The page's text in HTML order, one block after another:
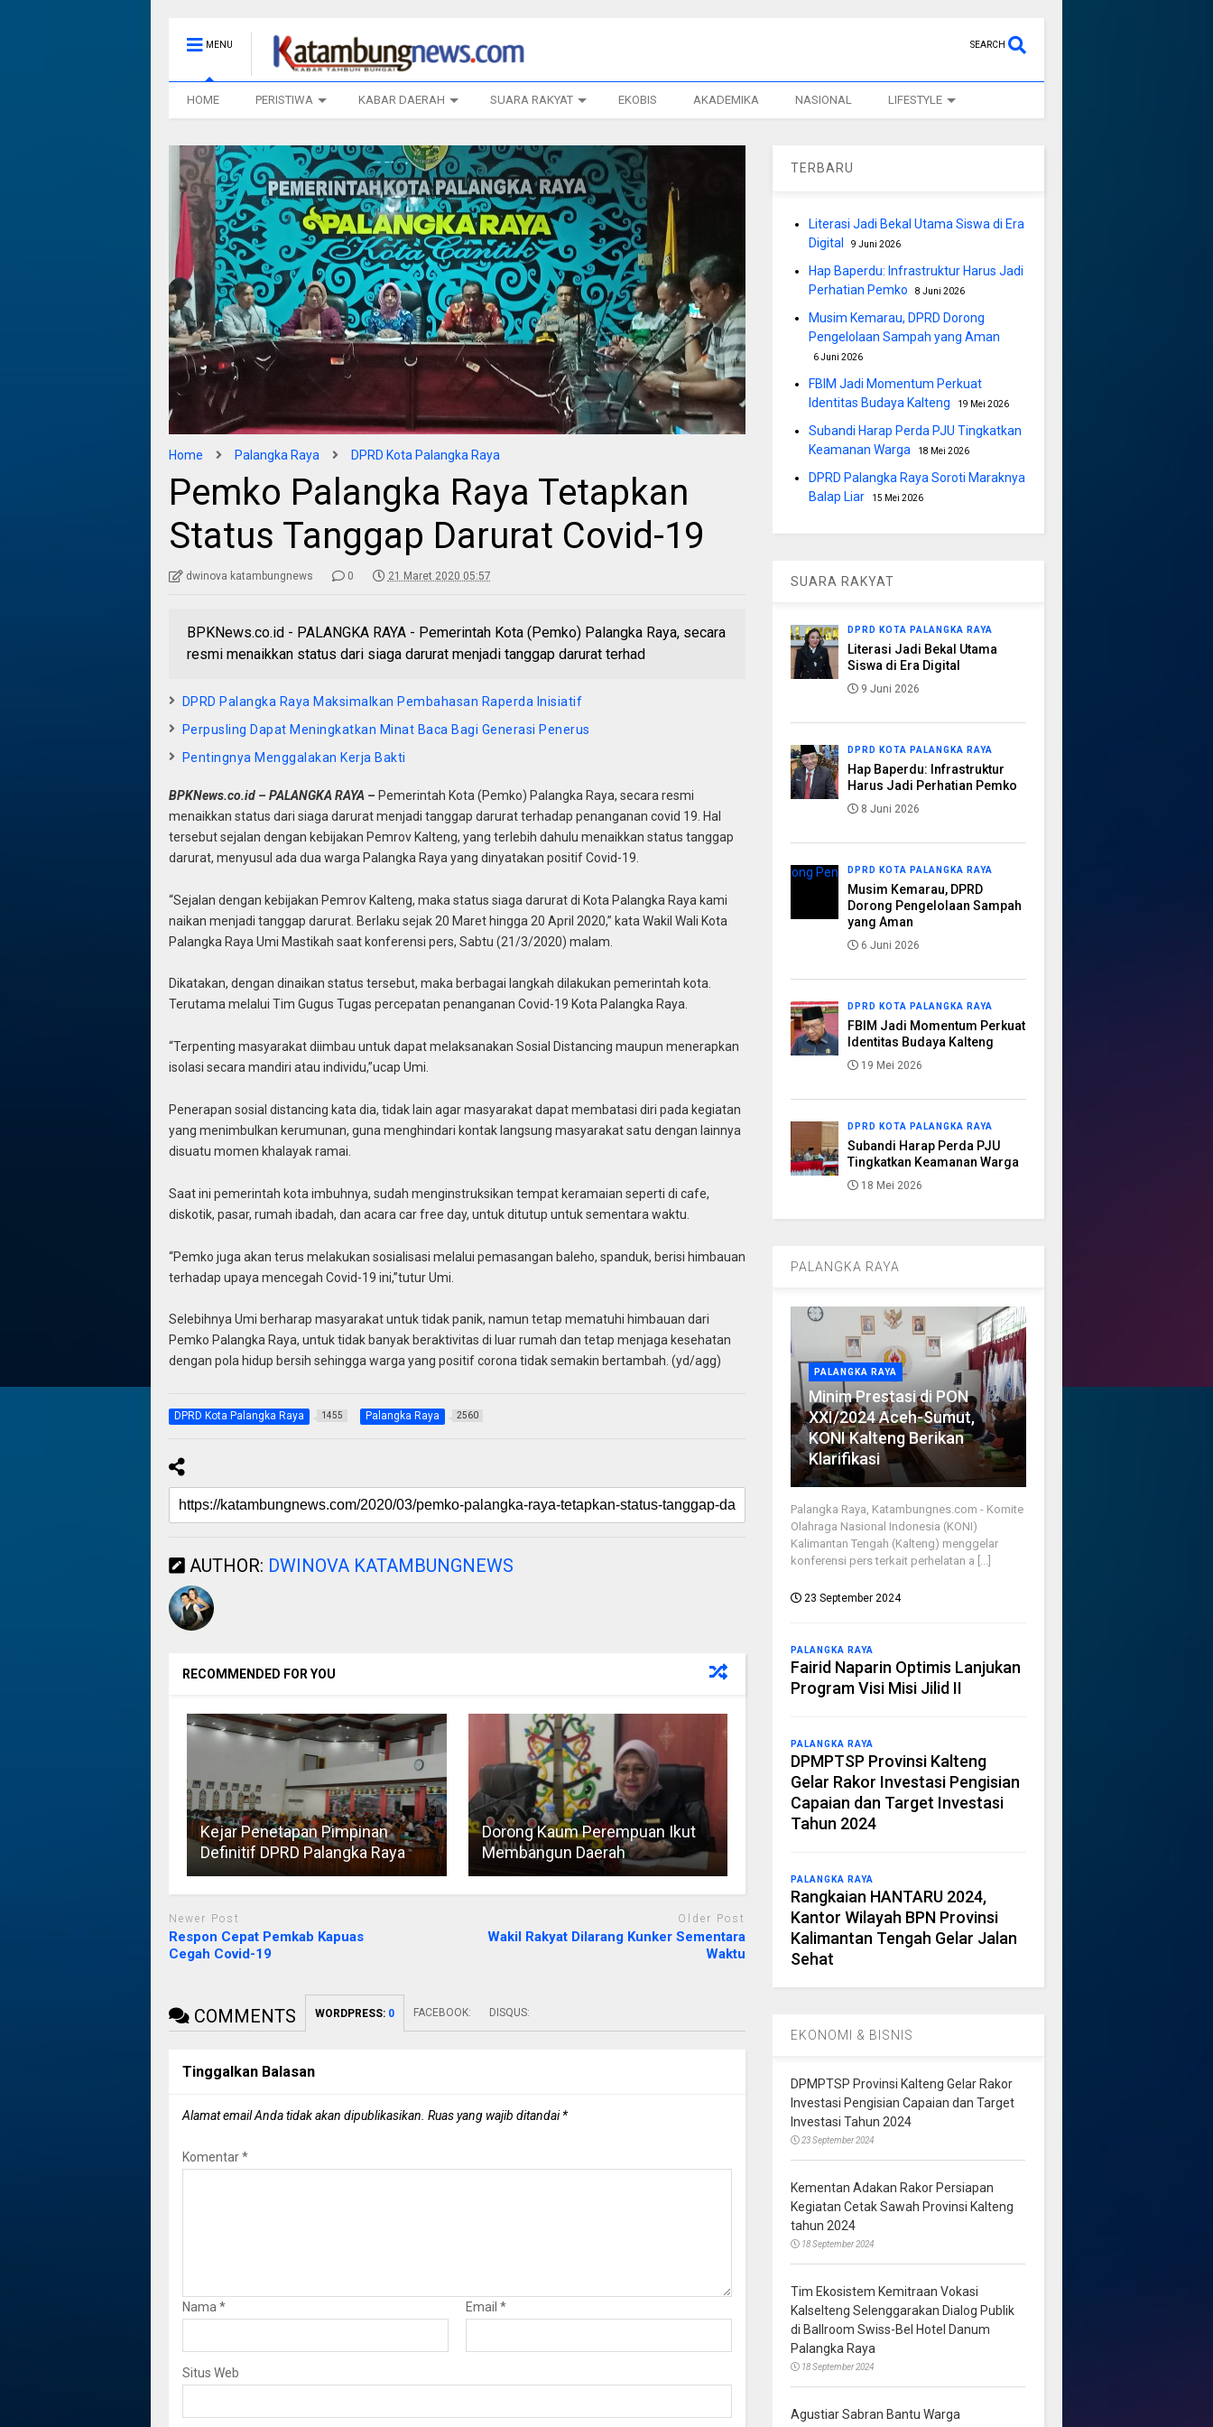
MENU SEARCH
HOME PERISTIWA KABAR DAERAH SUARA RAKYAT EKOBIS AKADEMIKA NASIONAL LIFESTYLE
Home Palangka Raya DPRD Kota Palangka Raya
Pemko Palangka Raya Tetapkan
Status Tanggap Darurat Covid-19
dwinova katambungnews 0 21 Maret 2020 05:57
BPKNews.co.id - PALANGKA RAYA - Pemerintah Kota (Pemko) Palangka Raya, secara
resmi menaikkan status dari siaga darurat menjadi tanggap darurat terhad
DPRD Palangka Raya Maksimalkan Pembahasan Raperda Inisiatif
Perpusling Dapat Meningkatkan Minat Baca Bagi Generasi Penerus
Pentingnya Menggalakan Kerja Bakti
BPKNews.co.id – PALANGKA RAYA – Pemerintah Kota (Pemko) Palangka Raya, secara resmi
menaikkan status dari siaga darurat menjadi tanggap darurat terhadap penanganan covid 19. Hal
tersebut sejalan dengan kebijakan Pemrov Kalteng, yang terlebih dahulu menaikkan status tanggap
darurat, menyusul ada dua warga Palangka Raya yang dinyatakan positif Covid-19.
“Sejalan dengan kebijakan Pemrov Kalteng, maka status siaga darurat di Kota Palangka Raya kami
naikan menjadi tanggap darurat. Berlaku sejak 20 Maret hingga 20 April 2020,” kata Wakil Wali Kota
Palangka Raya Umi Mastikah saat konferensi pers, Sabtu (21/3/2020) malam.
Dikatakan, dengan dinaikan status tersebut, maka berbagai langkah dilakukan pemerintah kota.
Terutama melalui Tim Gugus Tugas percepatan penanganan Covid-19 Kota Palangka Raya.
“Terpenting masyarakat diimbau untuk dapat melaksanakan Sosial Distancing maupun menerapkan
isolasi secara mandiri atau individu,”ucap Umi.
Penerapan sosial distancing kata dia, tidak lain agar masyarakat dapat membatasi diri pada kegiatan
yang menimbulkan kerumunan, guna menghindari kontak langsung masyarakat satu dengan lainnya
disuatu momen khalayak ramai.
Saat ini pemerintah kota imbuhnya, sudah menginstruksikan tempat keramaian seperti di cafe,
diskotik, pasar, rumah ibadah, dan acara car free day, untuk ditutup untuk sementara waktu.
“Pemko juga akan terus melakukan sosialisasi melalui pemasangan baleho, spanduk, berisi himbauan
terhadap upaya mencegah Covid-19 ini,”tutur Umi.
Selebihnya Umi berharap masyarakat untuk tidak panik, namun tetap mematuhi himbauan dari
Pemko Palangka Raya, untuk tidak banyak beraktivitas di luar rumah dan tetap menjaga kesehatan
dengan pola hidup bersih sehingga warga yang positif corona tidak semakin bertambah. (yd/agg)
DPRD Kota Palangka Raya 1455 Palangka Raya 2560
AUTHOR: DWINOVA KATAMBUNGNEWS
RECOMMENDED FOR YOU
Kejar Penetapan Pimpinan
Definitif DPRD Palangka Raya
Dorong Kaum Perempuan Ikut
Membangun Daerah
Newer Post
Respon Cepat Pemkab Kapuas
Cegah Covid-19
Older Post
Wakil Rakyat Dilarang Kunker Sementara
Waktu
COMMENTS WORDPRESS: 0 FACEBOOK: DISQUS:
Tinggalkan Balasan
Alamat email Anda tidak akan dipublikasikan. Ruas yang wajib ditandai*
Komentar*
Nama * Email *
Situs Web
TERBARU
Literasi Jadi Bekal Utama Siswa di Era
Digital
9 Juni 2026
Hap Baperdu: Infrastruktur Harus Jadi
Perhatian Pemko
8 Juni 2026
Musim Kemarau, DPRD Dorong
Pengelolaan Sampah yang Aman
6 Juni 2026
FBIM Jadi Momentum Perkuat
Identitas Budaya Kalteng
19 Mei 2026
Subandi Harap Perda PJU Tingkatkan
Keamanan Warga
18 Mei 2026
DPRD Palangka Raya Soroti Maraknya
Balap Liar
15 Mei 2026
SUARA RAKYAT
DPRD KOTA PALANGKA RAYA
Literasi Jadi Bekal Utama
Siswa di Era Digital
9 Juni 2026
DPRD KOTA PALANGKA RAYA
Hap Baperdu: Infrastruktur
Harus Jadi Perhatian Pemko
8 Juni 2026
DPRD KOTA PALANGKA RAYA
Musim Kemarau, DPRD
Dorong Pengelolaan Sampah
yang Aman
6 Juni 2026
DPRD KOTA PALANGKA RAYA
FBIM Jadi Momentum Perkuat
Identitas Budaya Kalteng
19 Mei 2026
DPRD KOTA PALANGKA RAYA
Subandi Harap Perda PJU
Tingkatkan Keamanan Warga
18 Mei 2026
PALANGKA RAYA
PALANGKA RAYA
Minim Prestasi di PON
XXI/2024 Aceh-Sumut,
KONI Kalteng Berikan
Klarifikasi
Palangka Raya, Katambungnes.com - Komite
Olahraga Nasional Indonesia (KONI)
Kalimantan Tengah (Kalteng) menggelar
konferensi pers terkait perhelatan a [...]
23 September 2024
PALANGKA RAYA
Fairid Naparin Optimis Lanjukan
Program Visi Misi Jilid II
PALANGKA RAYA
DPMPTSP Provinsi Kalteng
Gelar Rakor Investasi Pengisian
Capaian dan Target Investasi
Tahun 2024
PALANGKA RAYA
Rangkaian HANTARU 2024,
Kantor Wilayah BPN Provinsi
Kalimantan Tengah Gelar Jalan
Sehat
EKONOMI & BISNIS
DPMPTSP Provinsi Kalteng Gelar Rakor
Investasi Pengisian Capaian dan Target
Investasi Tahun 2024
23 September 2024
Kementan Adakan Rakor Persiapan
Kegiatan Cetak Sawah Provinsi Kalteng
tahun 2024
18 September 2024
Tim Ekosistem Kemitraan Vokasi
Kalselteng Selenggarakan Dialog Publik
di Ballroom Swiss-Bel Hotel Danum
Palangka Raya
18 September 2024
Agustiar Sabran Bantu Warga